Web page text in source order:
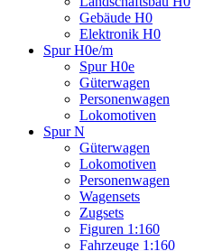
Gebäude H0
Elektronik H0
Spur H0e/m
Spur H0e
Güterwagen
Personenwagen
Lokomotiven
Spur N
Güterwagen
Lokomotiven
Personenwagen
Wagensets
Zugsets
Figuren 1:160
Fahrzeuge 1:160